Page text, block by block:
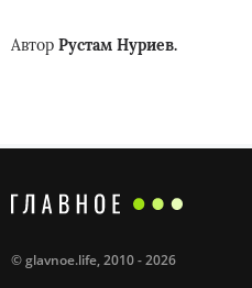
Автор Рустам Нуриев.
©glavnoe.life, 2010 - 2026